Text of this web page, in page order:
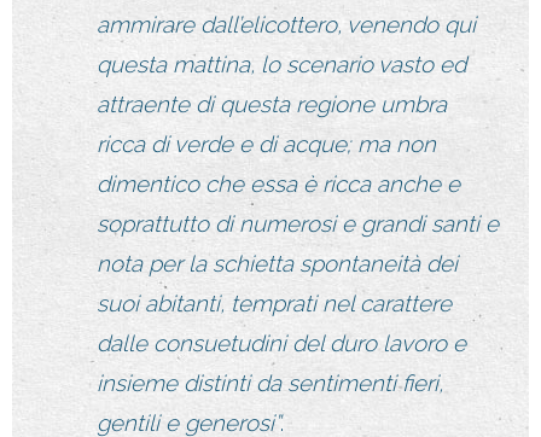
ammirare dall’elicottero, venendo qui
questa mattina, lo scenario vasto ed
attraente di questa regione umbra
ricca di verde e di acque; ma non
dimentico che essa è ricca anche e
soprattutto di numerosi e grandi santi e
nota per la schietta spontaneità dei
suoi abitanti, temprati nel carattere
dalle consuetudini del duro lavoro e
insieme distinti da sentimenti fieri,
gentili e generosi”.